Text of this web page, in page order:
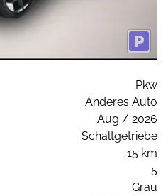
Pkw
Anderes Auto
Aug / 2026
Schaltgetriebe
15 km
5
Grau